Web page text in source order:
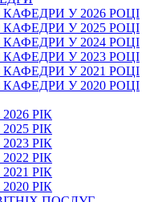
У 2026 РОЦІ
У 2025 РОЦІ
У 2024 РОЦІ
У 2023 РОЦІ
У 2021 РОЦІ
У 2020 РОЦІ
РІК
РІК
РІК
РІК
РІК
РІК